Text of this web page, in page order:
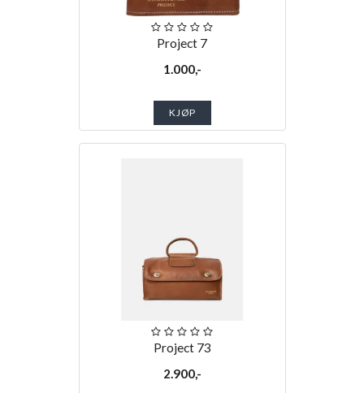
Project 7
1.000,-
KJØP
Project 73
2.900,-